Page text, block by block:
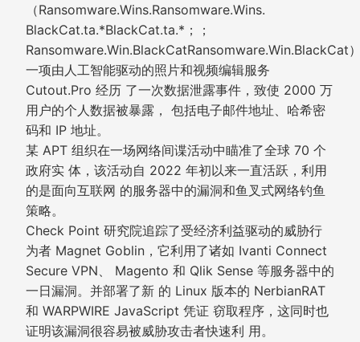
（Ransomware.Wins.Ransomware.Wins.
BlackCat.ta.*BlackCat.ta.*；；
Ransomware.Win.BlackCatRansomware.Win.BlackCat
一项由人工智能驱动的照片和视频编辑服务
Cutout.Pro 经历 了一次数据泄露事件，致使 2000 万
用户的个人数据被暴露， 包括电子邮件地址、哈希密
码和 IP 地址。
某 APT 组织在一场网络间谍活动中瞄准了全球 70 个
政府实 体，该活动自 2022 年初以来一直活跃，利用
的是面向互联网 的服务器中的漏洞和鱼叉式网络钓鱼
策略。
Check Point 研究院追踪了受经济利益驱动的威胁行
为者 Magnet Goblin，它利用了诸如 Ivanti Connect
Secure VPN、 Magento 和 Qlik Sense 等服务器中的
一日漏洞。并部署了新 的 Linux 版本的 NerbianRAT
和 WARPWIRE JavaScript 凭证 窃取程序，这同时也
证明该漏洞很容易被威胁攻击者快速利 用。